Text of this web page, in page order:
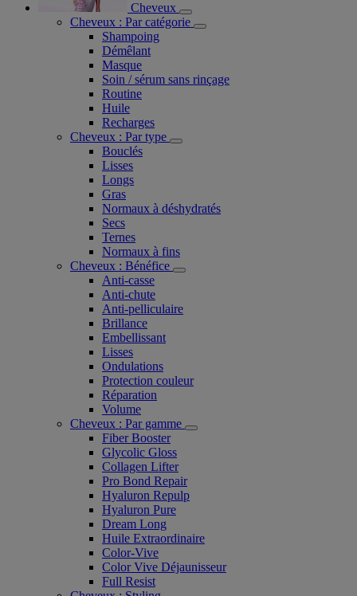
Cheveux
Cheveux : Par catégorie
Shampoing
Démêlant
Masque
Soin / sérum sans rinçage
Routine
Huile
Recharges
Cheveux : Par type
Bouclés
Lisses
Longs
Gras
Normaux à déshydratés
Secs
Ternes
Normaux à fins
Cheveux : Bénéfice
Anti-casse
Anti-chute
Anti-pelliculaire​
Brillance
Embellissant
Lisses
Ondulations
Protection couleur​
Réparation
Volume
Cheveux : Par gamme
Fiber Booster
Glycolic Gloss
Collagen Lifter
Pro Bond Repair
Hyaluron Repulp
Hyaluron Pure
Dream Long
Huile Extraordinaire
Color-Vive
Color Vive Déjaunisseur
Full Resist